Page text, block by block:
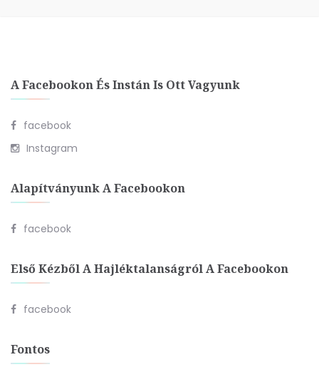
A Facebookon És Instán Is Ott Vagyunk
facebook
Instagram
Alapítványunk A Facebookon
facebook
Első Kézből A Hajléktalanságról A Facebookon
facebook
Fontos